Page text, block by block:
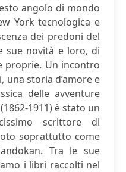
angolo di mondo
York tecnologica e
dei predoni del
sue novità e loro, di
proprie. Un incontro
storia d’amore e
delle avventure
1911) è stato un
scrittore di
soprattutto come
Tra le sue
i libri raccolti nel